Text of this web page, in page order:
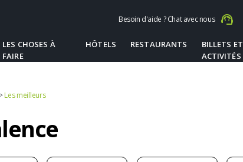
Besoin d'aide ? Chat avec nous
LES CHOSES À
FAIRE
HÔTELS RESTAURANTS
BILLETS ET
ACTIVITÉS
Les meilleurs